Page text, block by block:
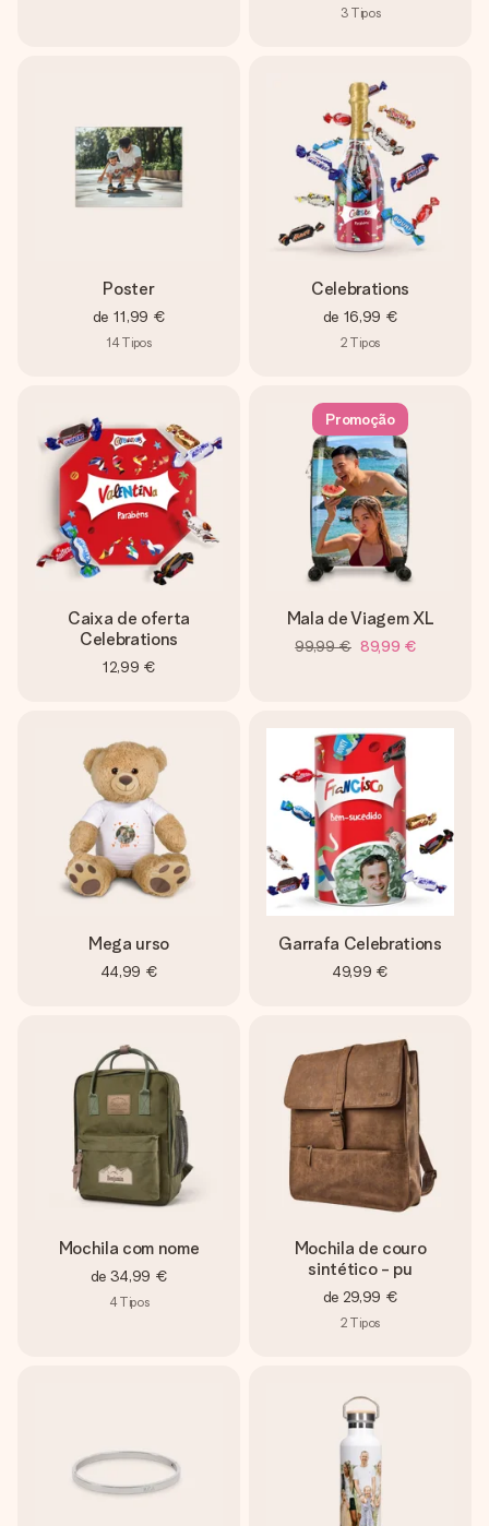
3 Tipos
Poster
de 11,99 €
14Tipos
Celebrations
de 16,99 €
2 Tipos
Caixa de oferta
Celebrations
12,99 €
Promoção
Mala de Viagem XL
99,99 € 89,99 €
Mega urso
44,99 €
Garrafa Celebrations
49,99 €
Mochila com nome
de 34,99 €
4Tipos
Mochila de couro
sintético - pu
de 29,99 €
2 Tipos